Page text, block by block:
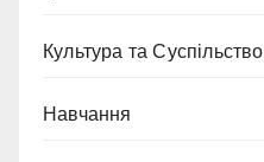
Культура та Суспільство
Навчання